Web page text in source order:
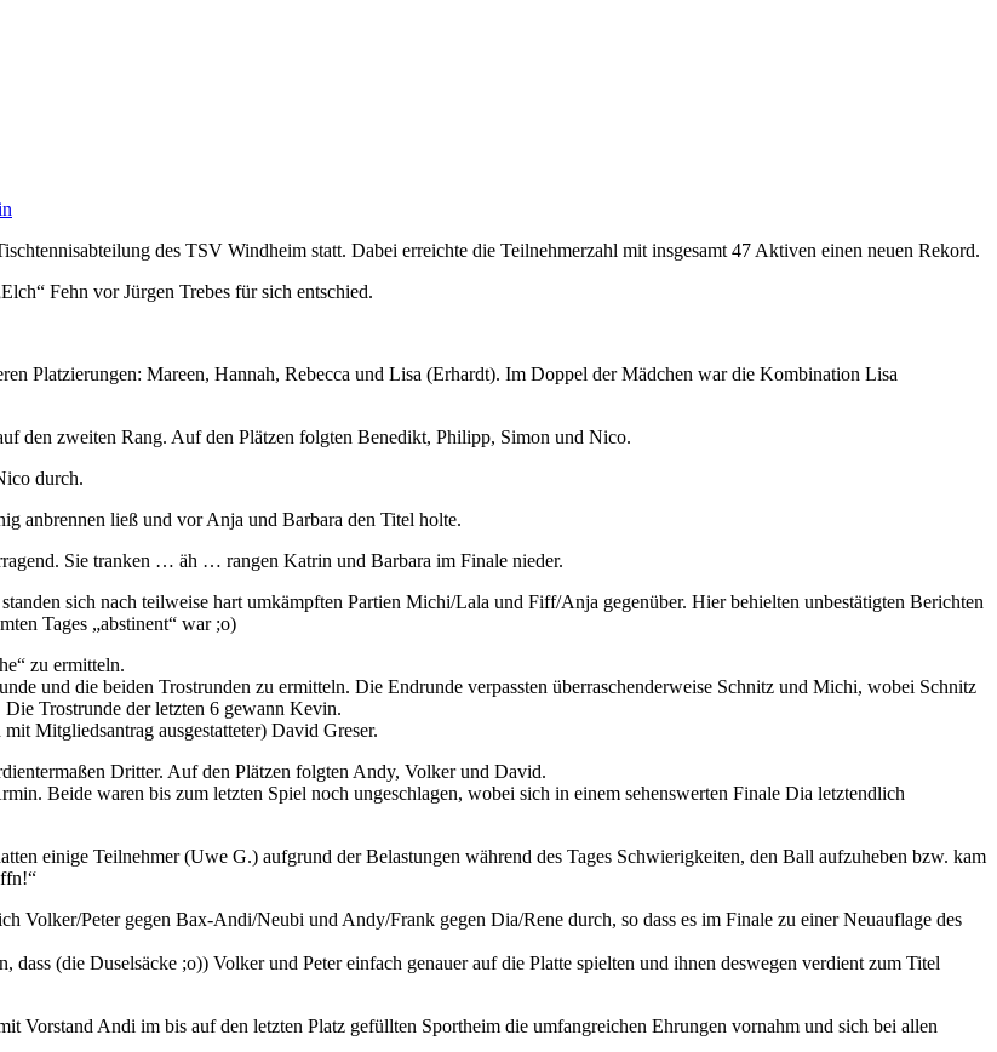
des TSV Windheim statt. Dabei erreichte die Teilnehmerzahl mit insgesamt 47 Aktiven einen neuen Rekord.
Fehn vor Jürgen Trebes für sich entschied.
Platzierungen: Mareen, Hannah, Rebecca und Lisa (Erhardt). Im Doppel der Mädchen war die Kombination Lisa
den zweiten Rang. Auf den Plätzen folgten Benedikt, Philipp, Simon und Nico.
durch.
anbrennen ließ und vor Anja und Barbara den Titel holte.
Sie tranken … äh … rangen Katrin und Barbara im Finale nieder.
sich nach teilweise hart umkämpften Partien Michi/Lala und Fiff/Anja gegenüber. Hier behielten unbestätigten Berichten
Tages „abstinent“ war ;o)
zu ermitteln.
und die beiden Trostrunden zu ermitteln. Die Endrunde verpassten überraschenderweise Schnitz und Michi, wobei Schnitz
Trostrunde der letzten 6 gewann Kevin.
Mitgliedsantrag ausgestatteter) David Greser.
Dritter. Auf den Plätzen folgten Andy, Volker und David.
Beide waren bis zum letzten Spiel noch ungeschlagen, wobei sich in einem sehenswerten Finale Dia letztendlich
einige Teilnehmer (Uwe G.) aufgrund der Belastungen während des Tages Schwierigkeiten, den Ball aufzuheben bzw. kam
Volker/Peter gegen Bax-Andi/Neubi und Andy/Frank gegen Dia/Rene durch, so dass es im Finale zu einer Neuauflage des
dass (die Duselsäcke ;o)) Volker und Peter einfach genauer auf die Platte spielten und ihnen deswegen verdient zum Titel
Vorstand Andi im bis auf den letzten Platz gefüllten Sportheim die umfangreichen Ehrungen vornahm und sich bei allen